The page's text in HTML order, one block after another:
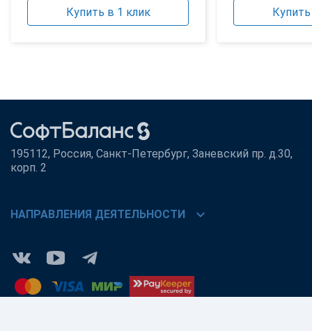
Купить в 1 клик
195112, Россия, Санкт-Петербург, Заневский пр. д.30,
корп. 2
НАПРАВЛЕНИЯ ДЕЯТЕЛЬНОСТИ chevron_right